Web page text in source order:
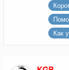
стен
Как